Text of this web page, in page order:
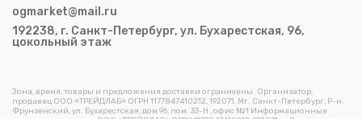
Зона, время, товары и предложения доставки ограничены. Организатор,
продавец ООО «ТРЕЙДЛАБ» ОГРН 1177847410212, 192071, Мг. Санкт-Петербург, Р-н.
Фрунзенский, ул. Бухарестская, дом 96, пом. 33-Н , офис №1 Информационные
ogmarket@mail.ru
192238, г. Санкт-Петербург, ул. Бухарестская, 96,
цокольный этаж